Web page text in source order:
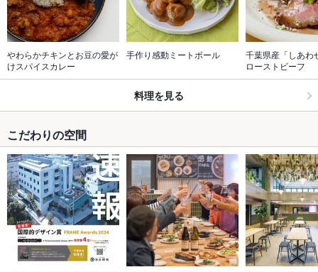
やわらかチキンとお豆の愛が
けスパイスカレー
手作り感動ミートボール
千葉県産「しあわ
ローストビーフ
料理を見る
こだわりの空間